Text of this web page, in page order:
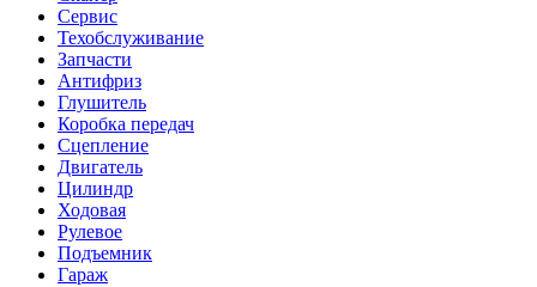
Сервис
Техобслуживание
Запчасти
Антифриз
Глушитель
Коробка передач
Сцепление
Двигатель
Цилиндр
Ходовая
Рулевое
Подъемник
Гараж